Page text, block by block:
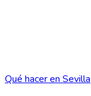
Qué hacer en Sevilla